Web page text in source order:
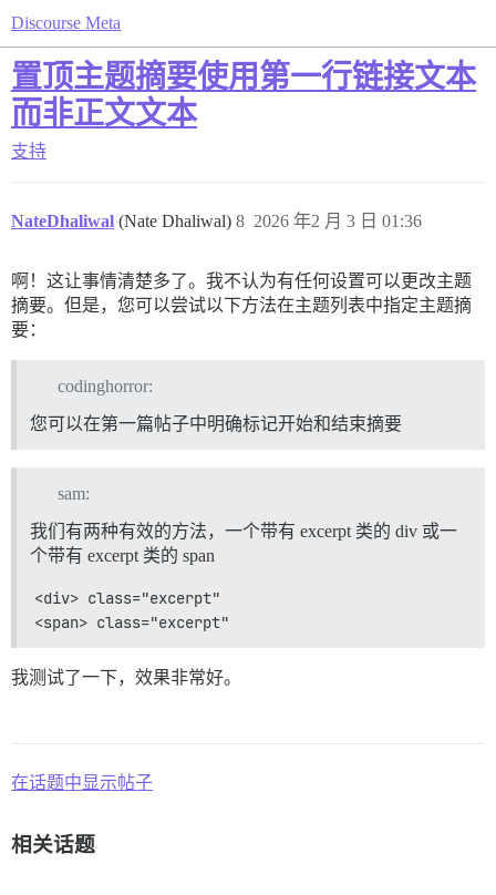
Discourse Meta
置顶主题摘要使用第一行链接文本
而非正文文本
支持
NateDhaliwal (Nate Dhaliwal) 2026 年2 月 3 日 01:36
8
啊！这让事情清楚多了。我不认为有任何设置可以更改主题
摘要。但是，您可以尝试以下方法在主题列表中指定主题摘
要：
codinghorror:
您可以在第一篇帖子中明确标记开始和结束摘要
sam:
我们有两种有效的方法，一个带有 excerpt 类的 div 或一
个带有 excerpt 类的 span
<div> class="excerpt"
<span> class="excerpt"
我测试了一下，效果非常好。
在话题中显示帖子
相关话题